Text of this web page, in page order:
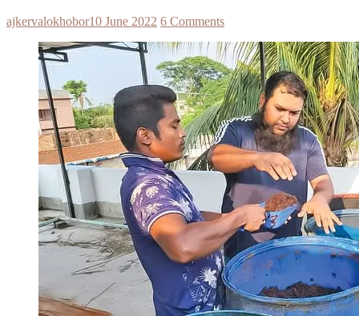
ajkervalokhobor10 June 2022 6 Comments